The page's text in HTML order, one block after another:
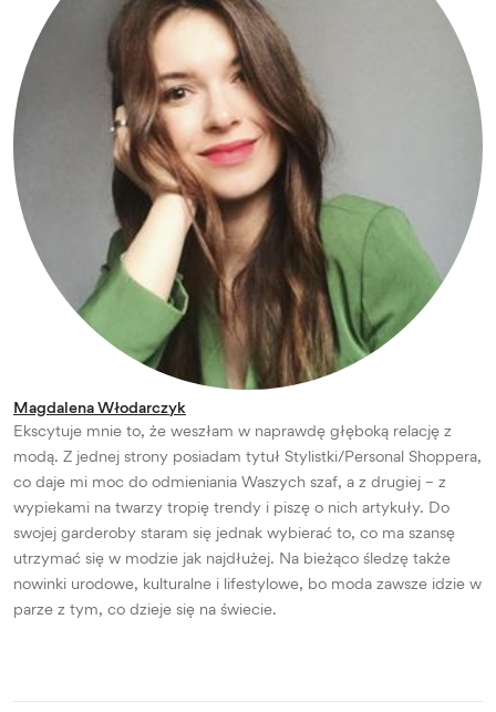
Magdalena Włodarczyk
Ekscytuje mnie to, że weszłam w naprawdę głęboką relację z
modą. Z jednej strony posiadam tytuł Stylistki/Personal Shoppera,
co daje mi moc do odmieniania Waszych szaf, a z drugiej – z
wypiekami na twarzy tropię trendy i piszę o nich artykuły. Do
swojej garderoby staram się jednak wybierać to, co ma szansę
utrzymać się w modzie jak najdłużej. Na bieżąco śledzę także
nowinki urodowe, kulturalne i lifestylowe, bo moda zawsze idzie w
parze z tym, co dzieje się na świecie.